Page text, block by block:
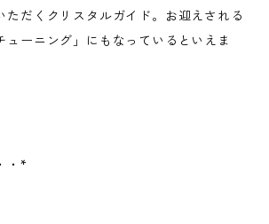
ただくクリスタルガイド。お迎えされる
ューニング」にもなっているといえま
・*